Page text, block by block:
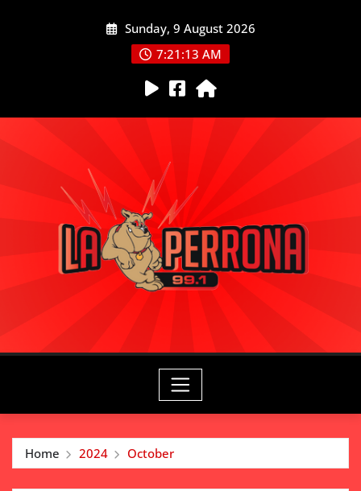
Sunday, 9 August 2026
7:21:14 AM
Home 2024 October